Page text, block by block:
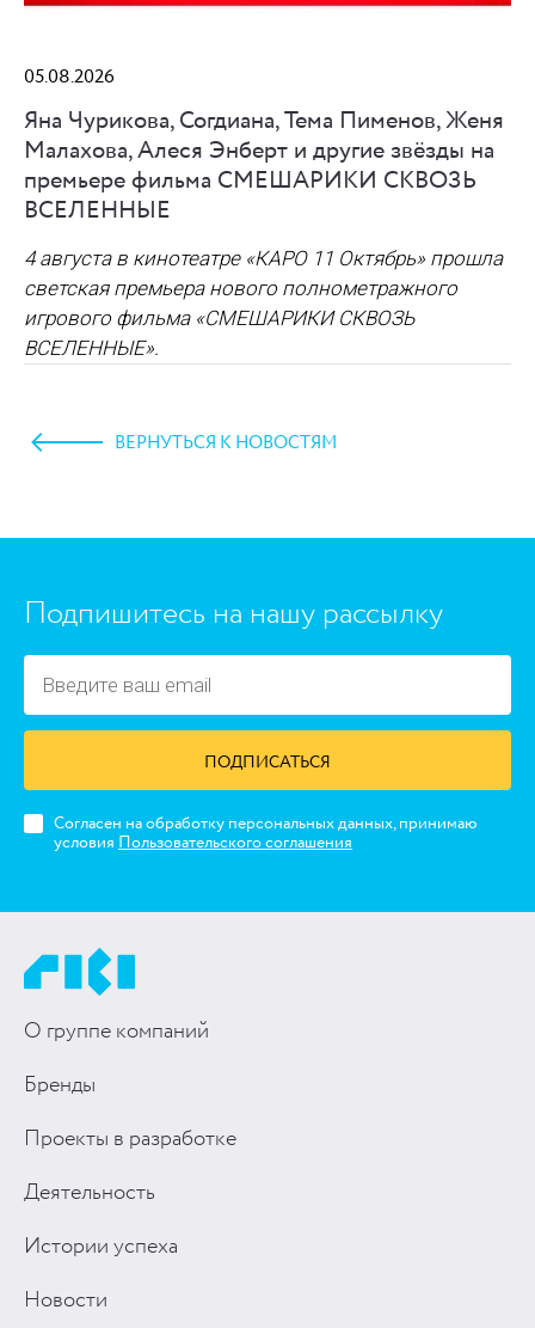
05.08.2026
Яна Чурикова, Согдиана, Тема Пименов, Женя
Малахова, Алеся Энберт и другие звёзды на
премьере фильма СМЕШАРИКИ СКВОЗЬ
ВСЕЛЕННЫЕ
4 августа в кинотеатре «КАРО 11 Октябрь» прошла
светская премьера нового полнометражного
игрового фильма «СМЕШАРИКИ СКВОЗЬ
ВСЕЛЕННЫЕ».
https://www.high-endrolex.com/45
ВЕРНУТЬСЯ К НОВОСТЯМ
Подпишитесь на нашу рассылку
ПОДПИСАТЬСЯ
Согласен на обработку персональных данных, принимаю
условия Пользовательского соглашения
О группе компаний
Бренды
Проекты в разработке
Деятельность
Истории успеха
Новости